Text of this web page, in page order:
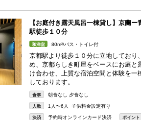
【お庭付き露天風呂一棟貸し】京蘭ー
駅徒歩１０分
和洋室 80m²/バス・トイレ付
京都駅より徒歩１０分に立地しており
め、京都らしき町屋をベースにお庭と
け合わせ、上質な宿泊空間と体験を一
しております。
食事 朝食なし 夕食なし
人数 1人〜6人 子供料金設定有り
決済 予約時オンラインカード決済 ポイント